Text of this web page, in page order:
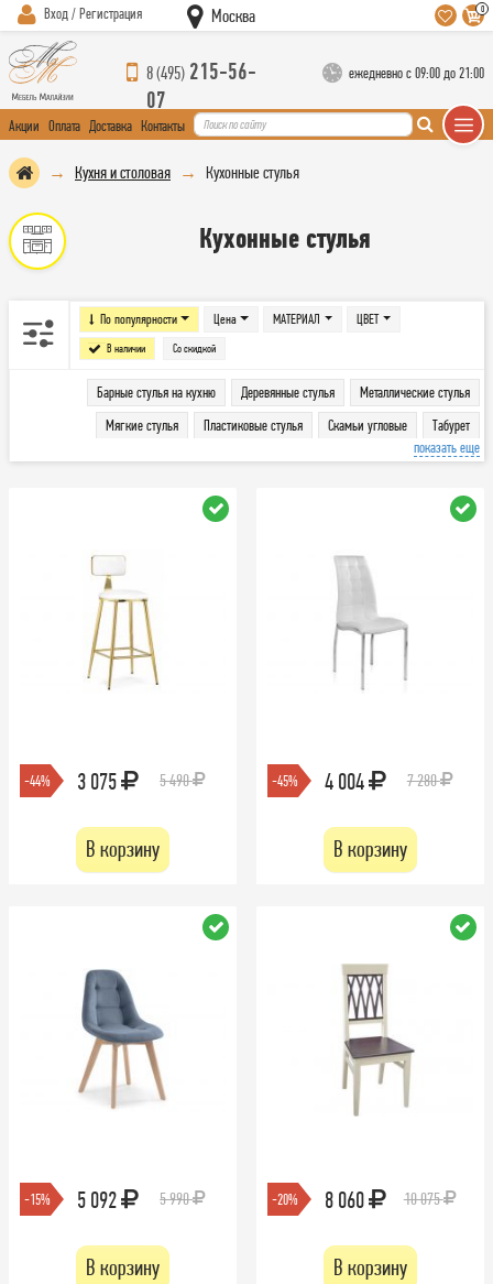
Вход / Регистрация Москва 0
8 (495) 215-56-
07
ежедневно с 09:00 до 21:00
Акции Оплата Доставка Контакты
Кухня и столовая Кухонные стулья
Кухонные стулья
По популярности Цена
В наличии Со скидкой
МАТЕРИАЛ ЦВЕТ
Барные стулья на кухню Деревянные стулья
Металлические стулья
Мягкие стулья
Пластиковые стулья Скамьи угловые
Табурет
показать еще
-44% 3 075 5 490
В корзину
-45% 4 004 7 280
В корзину
-15% 5 092 5 990
В корзину
-20% 8 060 10 075
В корзину